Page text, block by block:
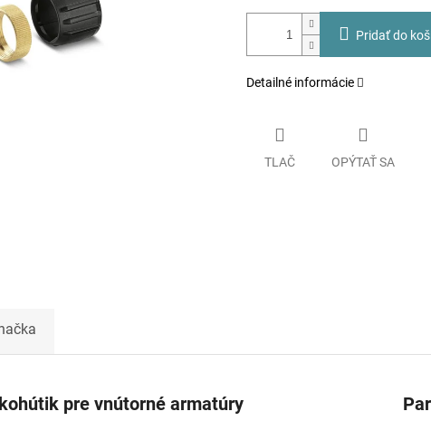
Pridať do
Detailné informácie
TLAČ OPÝTAŤ SA
pre vnútorné armatúry